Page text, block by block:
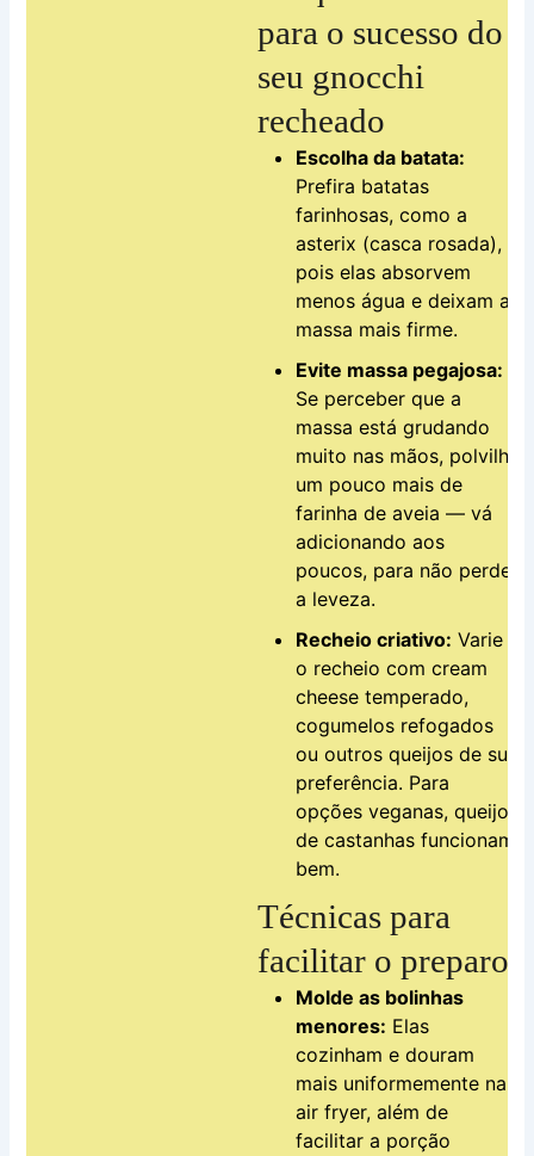
para o sucesso do
seu gnocchi
recheado
Escolha da batata:
Prefira batatas
farinhosas, como a
asterix (casca rosada),
pois elas absorvem
menos água e deixam a
massa mais firme.
Evite massa pegajosa:
Se perceber que a
massa está grudando
muito nas mãos, polvilhe
um pouco mais de
farinha de aveia — vá
adicionando aos
poucos, para não perder
a leveza.
Recheio criativo: Varie
o recheio com cream
cheese temperado,
cogumelos refogados
ou outros queijos de sua
preferência. Para
opções veganas, queijos
de castanhas funcionam
bem.
Técnicas para
facilitar o preparo
Molde as bolinhas
menores: Elas
cozinham e douram
mais uniformemente na
air fryer, além de
facilitar a porção